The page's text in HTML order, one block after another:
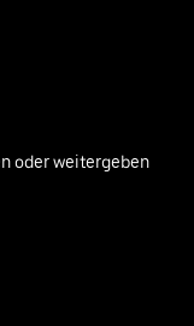
oder weitergeben